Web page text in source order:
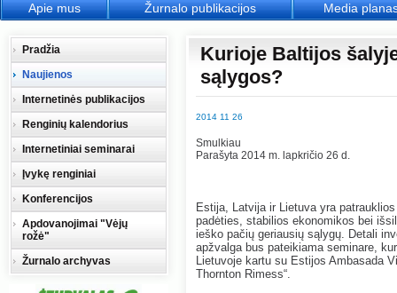
Kurioje Baltijos
sąlygos?
2014 11 26
Smulkiau
Parašyta 2014 m. lapkričio 26 d.
Estija, Latvija ir Lietuva yra
padėties, stabilios ekonomikos bei
ieško pačių geriausių sąlygų. Detali
apžvalga bus pateikiama seminare,
Lietuvoje kartu su Estijos Ambasada
Thornton Rimess“.
Pradžia
Naujienos
Internetinės publikacijos
Renginių kalendorius
Internetiniai seminarai
Įvykę renginiai
Konferencijos
Apdovanojimai "Vėjų
rožė"
Žurnalo archyvas
Apie mus Žurnalo publikacijos Media